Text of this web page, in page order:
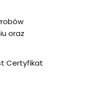
oraz
Certyfikat